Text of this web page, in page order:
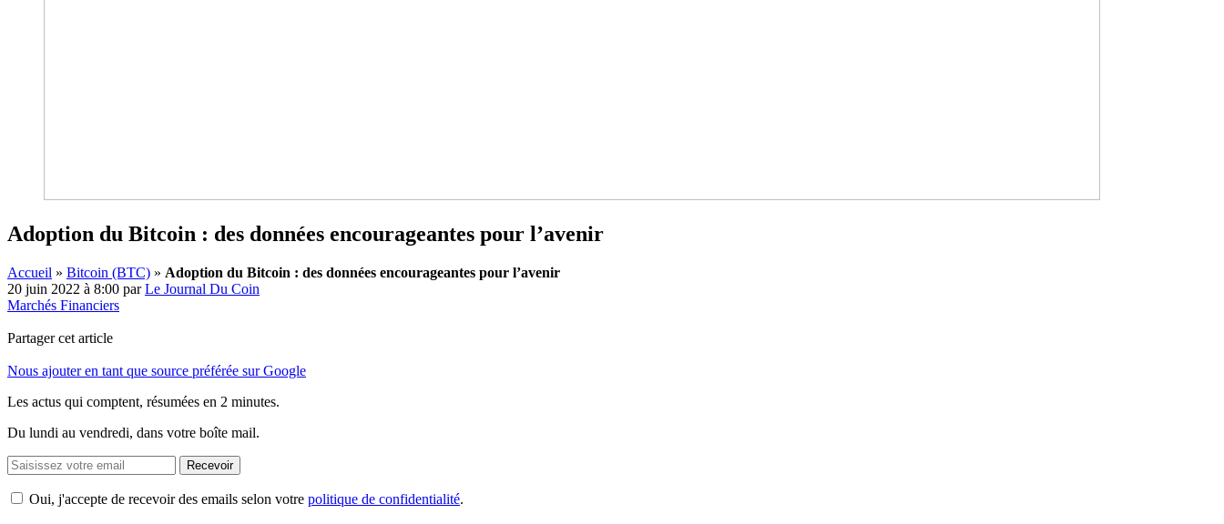
Adoption du Bitcoin : des données encourageantes pour l’avenir
Accueil » Bitcoin (BTC) » Adoption du Bitcoin : des données encourageantes pour l’avenir
20 juin 2022 à 8:00 parLe Journal Du Coin
Marchés Financiers
Partager cet article
Nous ajouter en tant que source préférée sur Google
Les actus qui comptent, résumées en 2 minutes.
Du lundi au vendredi, dans votre boîte mail.
Recevoir
Oui, j'accepte de recevoir des emails selon votre politique de confidentialité.